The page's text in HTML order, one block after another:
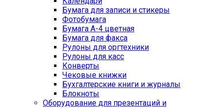
Бумага для записи и стикеры
Фотобумага
Бумага А-4 цветная
Бумага для факса
Рулоны для оргтехники
Рулоны для касс
Конверты
Чековые книжки
Бухгалтерские книги и журналы
Блокноты
Оборудование для презентаций и